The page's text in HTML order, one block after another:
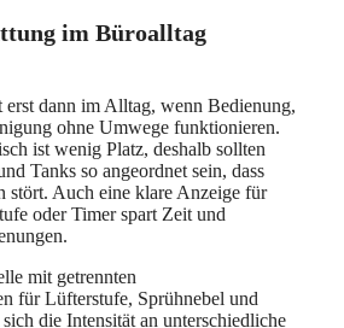
im Büroalltag
erst dann im Alltag, wenn Bedienung,
ohne Umwege funktionieren.
ist wenig Platz, deshalb sollten
Tanks so angeordnet sein, dass
stört. Auch eine klare Anzeige für
oder Timer spart Zeit und
mit getrennten
für Lüfterstufe, Sprühnebel und
die Intensität an unterschiedliche